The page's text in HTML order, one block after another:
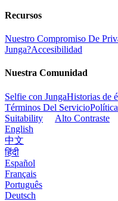
Recursos
Nuestro Compromiso De
Junga?Accesibilidad
Nuestra Comunidad
Selfie con JungaHistorias de
Términos Del Servicio
Suitability
Alto Contraste
English
中文
हिंदी
Español
Français
Português
Deutsch